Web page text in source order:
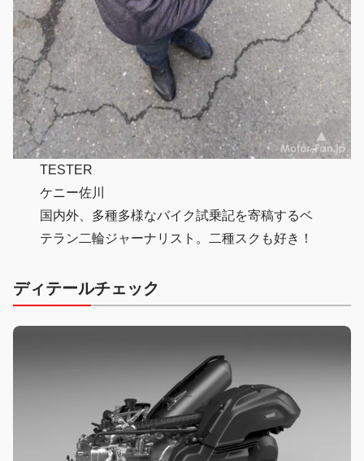
TESTER
ケニー佐川
国内外、多種多様なバイク試乗記を寄稿するベ
テラン二輪ジャーナリスト。二種スクも好き！
ディテールチェック